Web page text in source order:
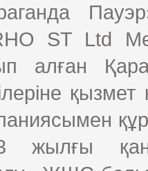
ST Ltd
алған
жылғы